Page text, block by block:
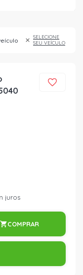
SELECIONE
SEU VEÍCULO
juros
COMPRAR